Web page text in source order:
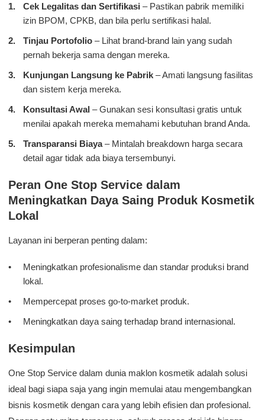
Cek Legalitas dan Sertifikasi – Pastikan pabrik memiliki
izin BPOM, CPKB, dan bila perlu sertifikasi halal.
Tinjau Portofolio – Lihat brand-brand lain yang sudah
pernah bekerja sama dengan mereka.
Kunjungan Langsung ke Pabrik – Amati langsung fasilitas
dan sistem kerja mereka.
Konsultasi Awal – Gunakan sesi konsultasi gratis untuk
menilai apakah mereka memahami kebutuhan brand Anda.
Transparansi Biaya– Mintalah breakdown harga secara
detail agar tidak ada biaya tersembunyi.
Peran One Stop Service dalam
Meningkatkan Daya Saing Produk Kosmetik
Lokal
Layanan ini berperan penting dalam:
Meningkatkan profesionalisme dan standar produksi brand
lokal.
Mempercepat proses go-to-market produk.
Meningkatkan daya saing terhadap brand internasional.
Kesimpulan
One Stop Service dalam dunia maklon kosmetik adalah solusi
ideal bagi siapa saja yang ingin memulai atau mengembangkan
bisnis kosmetik dengan cara yang lebih efisien dan profesional.